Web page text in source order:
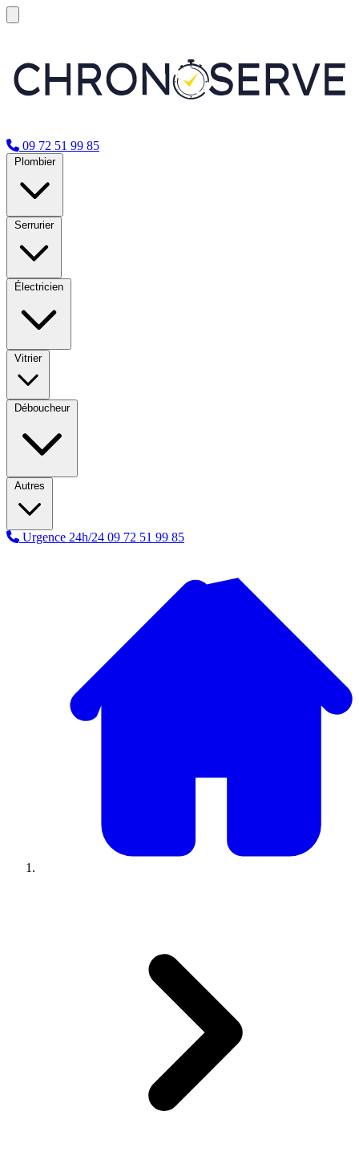
09 72 51 99 85
Plombier
Serrurier
Électricien
Vitrier
Déboucheur
Autres
Urgence 24h/24 09 72 51 99 85